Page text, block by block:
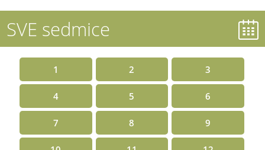
SVE sedmice
1 2 3
4 5 6
7 8 9